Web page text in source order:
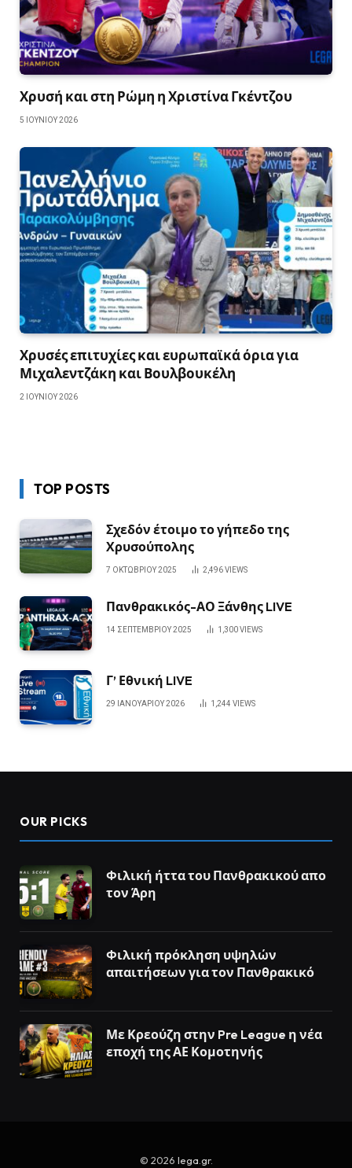
Χρυσή και στη Ρώμη η Χριστίνα Γκέντζου
5 ΙΟΥΝΊΟΥ 2026
Χρυσές επιτυχίες και ευρωπαϊκά όρια για
Μιχαλεντζάκη και Βουλβουκέλη
2 ΙΟΥΝΊΟΥ 2026
TOP POSTS
Σχεδόν έτοιμο το γήπεδο της
Χρυσούπολης
7 ΟΚΤΩΒΡΊΟΥ 2025 2,496VIEWS
Πανθρακικός-ΑΟ Ξάνθης LIVE
14 ΣΕΠΤΕΜΒΡΊΟΥ 2025 1,300VIEWS
Γ’ Εθνική LIVE
29 ΙΑΝΟΥΑΡΊΟΥ 2026 1,244 VIEWS
OUR PICKS
Φιλική ήττα του Πανθρακικού απο
τον Άρη
Φιλική πρόκληση υψηλών
απαιτήσεων για τον Πανθρακικό
Με Κρεούζη στην Pre League η νέα
εποχή της ΑΕ Κομοτηνής
© 2026 lega.gr.